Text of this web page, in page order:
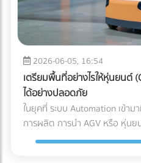
ต้องเลือกใช้ ตู้คอนเทนเนอร์คว
Container) ที่สามารถตั้งค่าอุณ
ฝ่ามหาสมุทร 3. Destination (
ท่าเรือประเทศไทย ความท้าทา
กระบวนการเคลียร์สินค้าทางศุล
ต้องทำอย่างรวดเร็ว และขนถ่า
(Refrigerated Truck) ทันที เพื่อ
อากาศของโรงงาน รอการเบิก
ผลตอบแทนของการลงทุนใน
หลายองค์กรอาจมองว่าค่าใช้จ่า
อย่างครบถ้วน 3 เทคนิคเช่ารถทัวร์เหมาคันให้ "ประหยัดงบ" และ
ถูกต้องตามกฎหมาย การประเมิ
(Capacity Planning): เลือกรถ
พนักงาน 20 คน ควรเลือกมินิบั
ลดค่าใช้จ่ายส่วนเกิน การคำนว
เส้นทางให้ชัดเจนเพื่อหลีกเลี่ยง
ค่าน้ำมันและค่าล่วงเวลา (OT)
จดทะเบียนนิติบุคคล: ข้อนี้สำคัญ
กำกับภาษีค่าเช่ารถ และทำเอก
ตามกฎหมาย เช็กลิสต์เอกสารที่ HR และจัดซื้อต้องเตรียมให้ฝ่าย
2026-06-05, 16:54
เตรียมพื้นที่อย่างไรให้หุ่นยนต์
ได้อย่างปลอดภัย
ในยุคที่ ระบบ Automation เข้า
การผลิต การนำ AGV หรือ หุ่นย
เข้ามาใช้งาน แต่คำถามที่วิศวกร